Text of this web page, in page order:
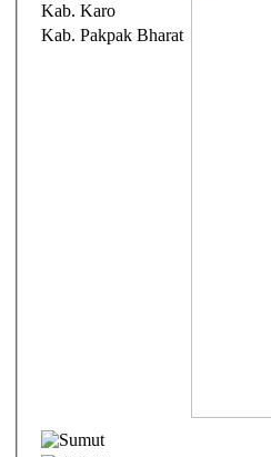
Kab. Karo
Kab. Pakpak Bharat